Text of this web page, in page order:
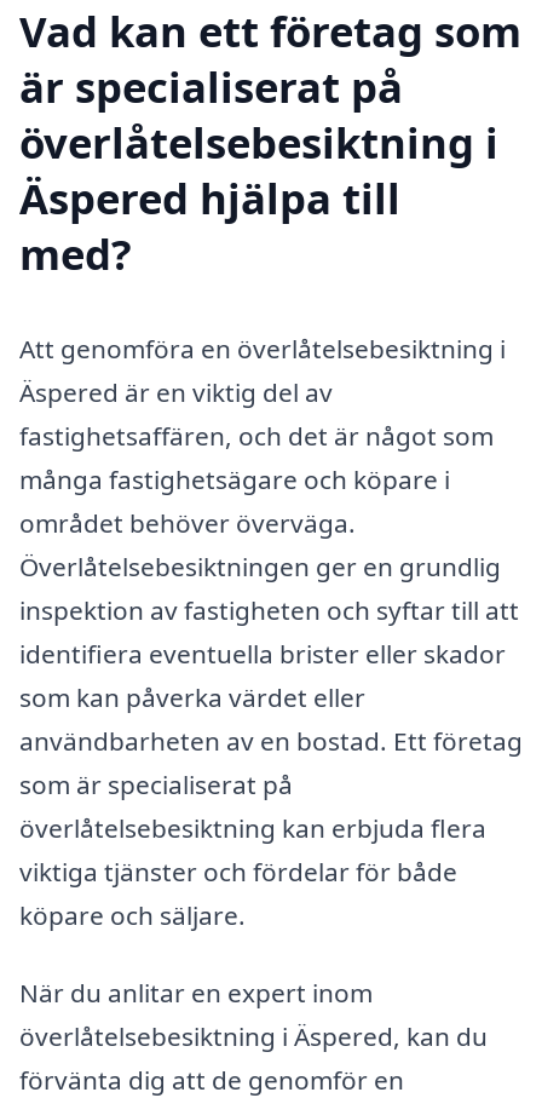
Vad kan ett företag som
är specialiserat på
överlåtelsebesiktning i
Äspered hjälpa till
med?
Att genomföra en överlåtelsebesiktning i
Äspered är en viktig del av
fastighetsaffären, och det är något som
många fastighetsägare och köpare i
området behöver överväga.
Överlåtelsebesiktningen ger en grundlig
inspektion av fastigheten och syftar till att
identifiera eventuella brister eller skador
som kan påverka värdet eller
användbarheten av en bostad. Ett företag
som är specialiserat på
överlåtelsebesiktning kan erbjuda flera
viktiga tjänster och fördelar för både
köpare och säljare.
När du anlitar en expert inom
överlåtelsebesiktning i Äspered, kan du
förvänta dig att de genomför en